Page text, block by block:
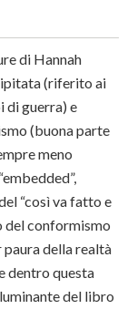
di Hannah
(riferito ai
di guerra) e
(buona parte
meno
“così va fatto e
del conformismo
paura della realtà
dentro questa
del libro